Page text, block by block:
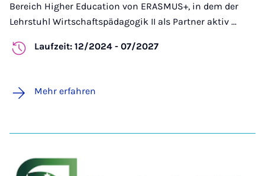
Bereich Higher Education von ERASMUS+, in dem der
Lehrstuhl Wirtschaftspädagogik II als Partner aktiv ...
Laufzeit: 12/2024 - 07/2027
Mehr erfahren